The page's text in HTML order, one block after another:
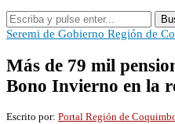
Seremi de Gobierno Región de
Más de 79 mil
Bono Invierno en la
Escrito por: Portal Región de